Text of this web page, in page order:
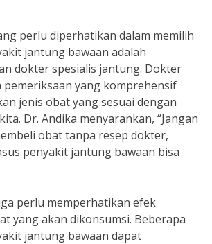
perlu diperhatikan dalam memilih
jantung bawaan adalah
dokter spesialis jantung. Dokter
pemeriksaan yang komprehensif
jenis obat yang sesuai dengan
Dr. Andika menyarankan, “Jangan
obat tanpa resep dokter,
penyakit jantung bawaan bisa
perlu memperhatikan efek
yang akan dikonsumsi. Beberapa
jantung bawaan dapat